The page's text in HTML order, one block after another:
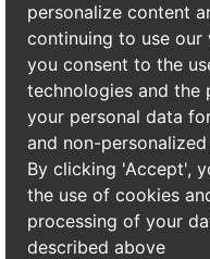
personalize content
continuing to use our
you consent to the
technologies and the
your personal data
and non-
By clicking 'Accept',
the use of cookies
processing of your
described above